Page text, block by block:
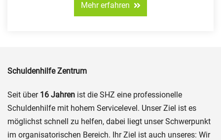
Mehr erfahren
Schuldenhilfe Zentrum
Seit über 16 Jahren ist die SHZ eine professionelle
Schuldenhilfe mit hohem Servicelevel. Unser Ziel ist es
möglichst schnell zu helfen, dabei liegt unser Schwerpunkt
im organisatorischen Bereich. Ihr Ziel ist auch unseres: Wir